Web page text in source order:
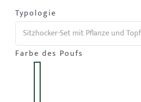
Typologie
Farbe des Poufs